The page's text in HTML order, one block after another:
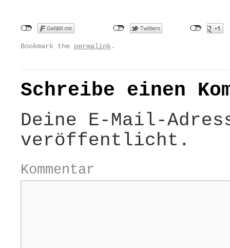
Bookmark the permalink.
Schreibe einen
Deine E-Mail-
veröffentlicht.
Kommentar